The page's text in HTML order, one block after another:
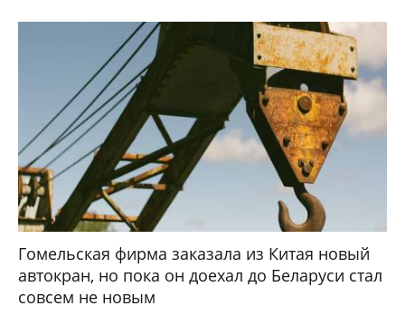
Гомельская фирма заказала из Китая новый
автокран, но пока он доехал до Беларуси стал
совсем не новым